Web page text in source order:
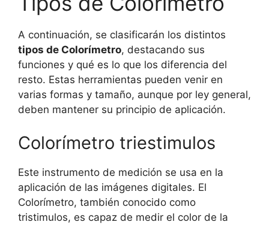
A continuación, se clasificarán los distintos
tipos de Colorímetro, destacando sus
funciones y qué es lo que los diferencia del
resto. Estas herramientas pueden venir en
varias formas y tamaño, aunque por ley general,
deben mantener su principio de aplicación.
Colorímetro triestimulos
Este instrumento de medición se usa en la
aplicación de las imágenes digitales. El
Colorímetro, también conocido como
tristimulos, es capaz de medir el color de la